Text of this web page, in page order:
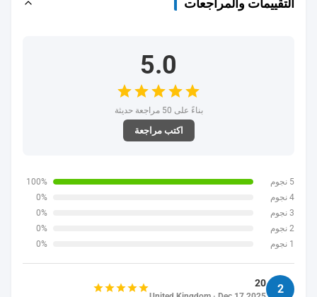
التقييمات والمراجعات
5.0
بناءً على 50 مراجعة حديثة
اكتب مراجعة
5 نجوم
100%
4 نجوم
0%
3 نجوم
0%
2 نجوم
0%
1 نجوم
0%
2
20